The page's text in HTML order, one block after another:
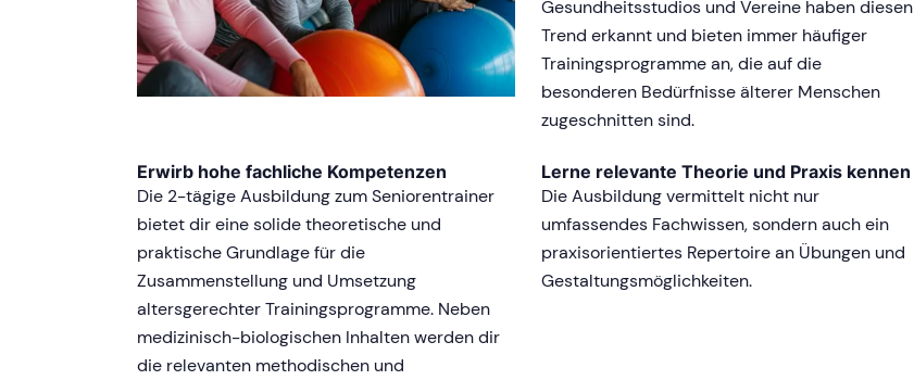
Gesundheitsstudios und Vereine haben diesen
Trend erkannt und bieten immer häufiger
Trainingsprogramme an, die auf die
besonderen Bedürfnisse älterer Menschen
zugeschnitten sind.
Erwirb hohe fachliche Kompetenzen
Die 2-tägige Ausbildung zum Seniorentrainer
bietet dir eine solide theoretische und
praktische Grundlage für die
Zusammenstellung und Umsetzung
altersgerechter Trainingsprogramme. Neben
medizinisch-biologischen Inhalten werden dir
die relevanten methodischen und
Lerne relevante Theorie und Praxis kennen
Die Ausbildung vermittelt nicht nur
umfassendes Fachwissen, sondern auch ein
praxisorientiertes Repertoire an Übungen und
Gestaltungsmöglichkeiten.